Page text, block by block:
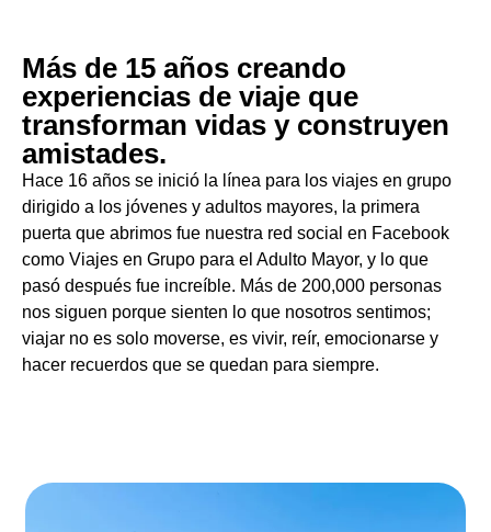
Más de 15 años creando
experiencias de viaje que
transforman vidas y construyen
amistades.
Hace 16 años se inició la línea para los viajes en grupo
dirigido a los jóvenes y adultos mayores, la primera
puerta que abrimos fue nuestra red social en Facebook
como Viajes en Grupo para el Adulto Mayor, y lo que
pasó después fue increíble. Más de 200,000 personas
nos siguen porque sienten lo que nosotros sentimos;
viajar no es solo moverse, es vivir, reír, emocionarse y
hacer recuerdos que se quedan para siempre.